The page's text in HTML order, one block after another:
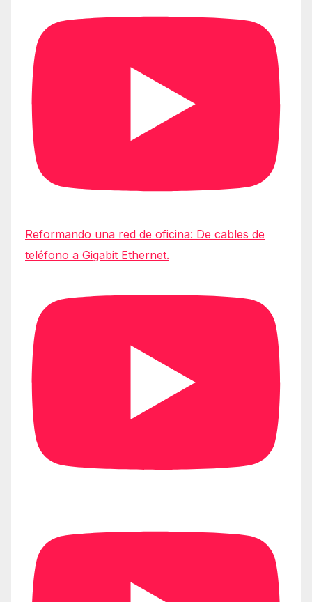
Reformando una red de oficina: De cables de
teléfono a Gigabit Ethernet.